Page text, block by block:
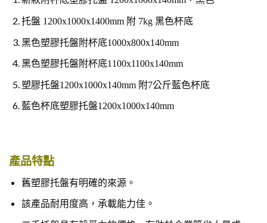
托盤 1200x1000x1400mm 附 7kg 黑色杯底
黑色塑膠托盤附杯底1000x800x140mm
黑色塑膠托盤附杯底1100x1100x140mm
塑膠托盤1200x1000x140mm 附7公斤藍色杯底
藍色杯底塑膠托盤1200x1000x140mm
產品特點
舊塑膠托盤有明確的來源。
該產品耐用度高，承載能力佳。